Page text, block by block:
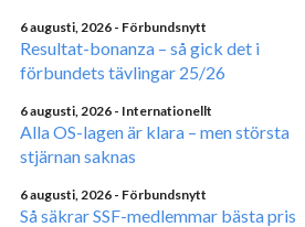
6 augusti, 2026 - Förbundsnytt
Resultat-bonanza – så gick det i
förbundets tävlingar 25/26
6 augusti, 2026 - Internationellt
Alla OS-lagen är klara – men största
stjärnan saknas
6 augusti, 2026 - Förbundsnytt
Så säkrar SSF-medlemmar bästa pris